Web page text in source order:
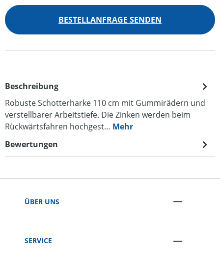
BESTELLANFRAGE SENDEN
Beschreibung
Robuste Schotterharke 110 cm mit Gummirädern und
verstellbarer Arbeitstiefe. Die Zinken werden beim
Rückwärtsfahren hochgest… Mehr
Bewertungen
ÜBER UNS
SERVICE